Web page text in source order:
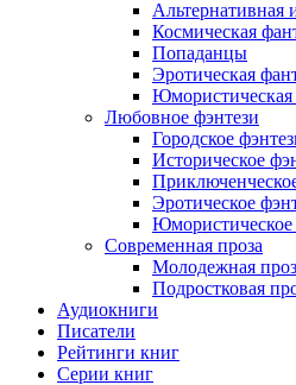
Альтернативная
Космическая
Попаданцы
Эротическая
Юмористическая
Любовное фэнтези
Городское
Историческое
Эротическое
Юмористическое
Современная проза
Молодежная
Подростковая
Аудиокниги
Писатели
Рейтинги книг
Серии книг